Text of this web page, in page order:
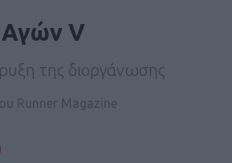
Αγών V
της διοργάνωσης
Runner Magazine